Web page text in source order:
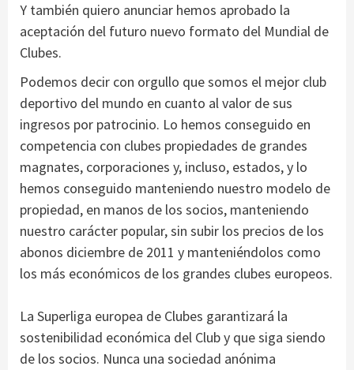
Y también quiero anunciar hemos aprobado la
aceptación del futuro nuevo formato del Mundial de
Clubes.
Podemos decir con orgullo que somos el mejor club
deportivo del mundo en cuanto al valor de sus
ingresos por patrocinio. Lo hemos conseguido en
competencia con clubes propiedades de grandes
magnates, corporaciones y, incluso, estados, y lo
hemos conseguido manteniendo nuestro modelo de
propiedad, en manos de los socios, manteniendo
nuestro carácter popular, sin subir los precios de los
abonos diciembre de 2011 y manteniéndolos como
los más económicos de los grandes clubes europeos.
La Superliga europea de Clubes garantizará la
sostenibilidad económica del Club y que siga siendo
de los socios. Nunca una sociedad anónima